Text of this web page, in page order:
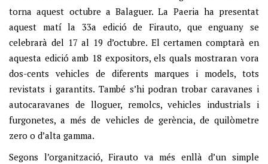
torna aquest octubre a Balaguer. La Paeria ha presentat
aquest matí la 33a edició de Firauto, que enguany se
celebrarà del 17 al 19 d’octubre. El certamen comptarà en
aquesta edició amb 18 expositors, els quals mostraran vora
dos-cents vehicles de diferents marques i models, tots
revistats i garantits. També s’hi podran trobar caravanes i
autocaravanes de lloguer, remolcs, vehicles industrials i
furgonetes, a més de vehicles de gerència, de quilòmetre
zero o d’alta gamma.
Segons l’organització, Firauto va més enllà d’un simple